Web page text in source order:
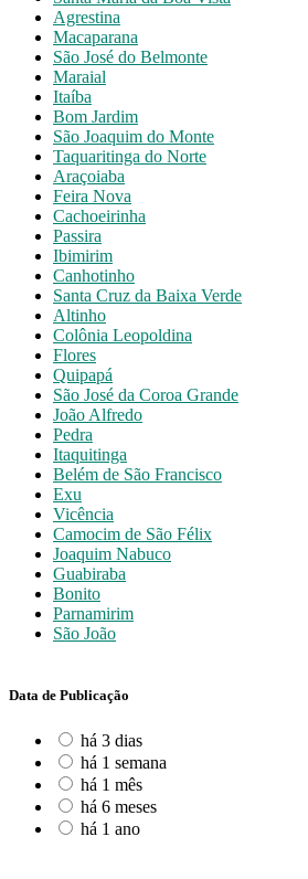
Agrestina
Macaparana
São José do Belmonte
Maraial
Itaíba
Bom Jardim
São Joaquim do Monte
Taquaritinga do Norte
Araçoiaba
Feira Nova
Cachoeirinha
Passira
Ibimirim
Canhotinho
Santa Cruz da Baixa Verde
Altinho
Colônia Leopoldina
Flores
Quipapá
São José da Coroa Grande
João Alfredo
Pedra
Itaquitinga
Belém de São Francisco
Exu
Vicência
Camocim de São Félix
Joaquim Nabuco
Guabiraba
Bonito
Parnamirim
São João
Data de Publicação
há 3 dias
há 1 semana
há 1 mês
há 6 meses
há 1 ano